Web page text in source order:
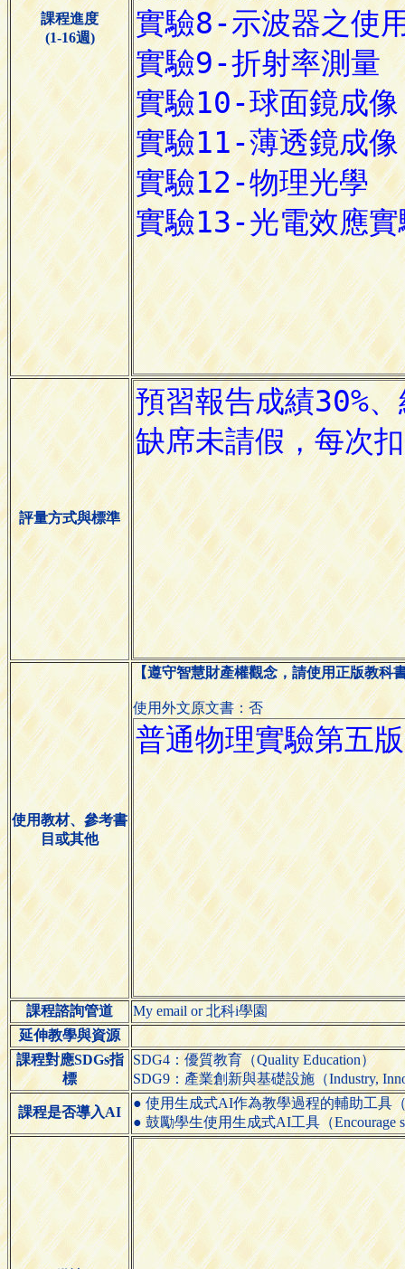
課程進度
(1-16週)
評量方式與標準
使用教材、參考書
目或其他
【遵守智慧財產權觀念，請使用正版教科
使用外文原文書：否
課程諮詢管道
My email or 北科i學園
延伸教學與資源
課程對應SDGs指
標
SDG4：優質教育（Quality Education）
SDG9：產業創新與基礎設施（Industry,
課程是否導入AI
● 使用生成式AI作為教學過程的輔助工具（
● 鼓勵學生使用生成式AI工具（Encourage